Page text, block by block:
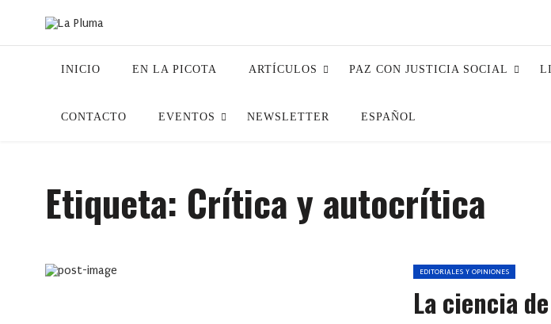
INICIO EN LA PICOTA ARTÍCULOS PAZ CON JUSTICIA SOCIAL
CONTACTO EVENTOS NEWSLETTER ESPAÑOL
Etiqueta: Crítica y autocrítica
EDITORIALES Y OPINIONES
La ciencia